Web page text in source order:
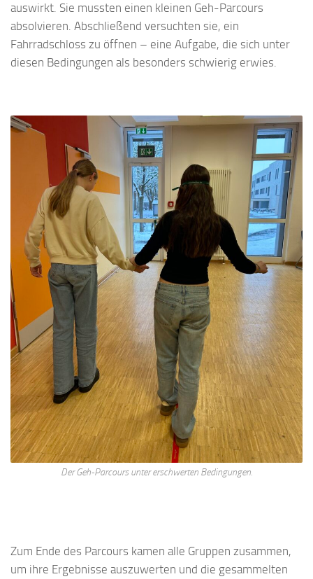
auswirkt. Sie mussten einen kleinen Geh-Parcours
absolvieren. Abschließend versuchten sie, ein
Fahrradschloss zu öffnen – eine Aufgabe, die sich unter
diesen Bedingungen als besonders schwierig erwies.
Der Geh-Parcours unter erschwerten Bedingungen.
Zum Ende des Parcours kamen alle Gruppen zusammen,
um ihre Ergebnisse auszuwerten und die gesammelten